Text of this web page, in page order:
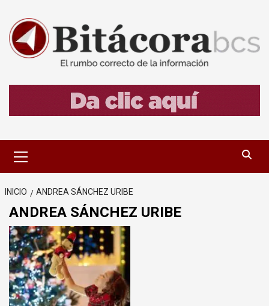
contenido
primario
INICIO ANDREA SÁNCHEZ URIBE
ANDREA SÁNCHEZ URIBE